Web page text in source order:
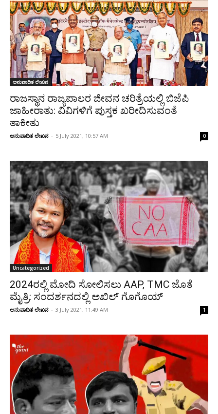
ಅನುವಾದಿತ ಲೇಖನ
ರಾಜಸ್ಥಾನ ರಾಜ್ಯಪಾಲರ ಜೀವನ ಚರಿತ್ರೆಯಲ್ಲಿ ಬಿಜೆಪಿ
ಜಾಹೀರಾತು: ವಿವಿಗಳಿಗೆ ಪುಸ್ತಕ ಖರೀದಿಸುವಂತೆ
ತಾಕೀತು
ಅನುವಾದಿತ ಲೇಖನ - 5 July 2021, 10:57 AM 0
Uncategorized
2024ರಲ್ಲಿ ಮೋದಿ ಸೋಲಿಸಲು AAP, TMC ಜೊತೆ
ಮೈತ್ರಿ: ಸಂದರ್ಶನದಲ್ಲಿ ಅಖಿಲ್‌ ಗೊಗೊಯ್
ಅನುವಾದಿತ ಲೇಖನ - 3 July 2021, 11:49 AM 1